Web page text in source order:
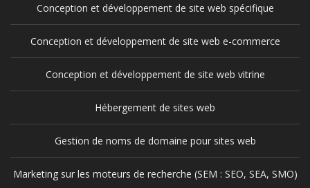
Conception et développement de site web spécifique
Conception et développement de site web e-commerce
Conception et développement de site web vitrine
Hébergement de sites web
Gestion de noms de domaine pour sites web
Marketing sur les moteurs de recherche (SEM : SEO, SEA, SMO)